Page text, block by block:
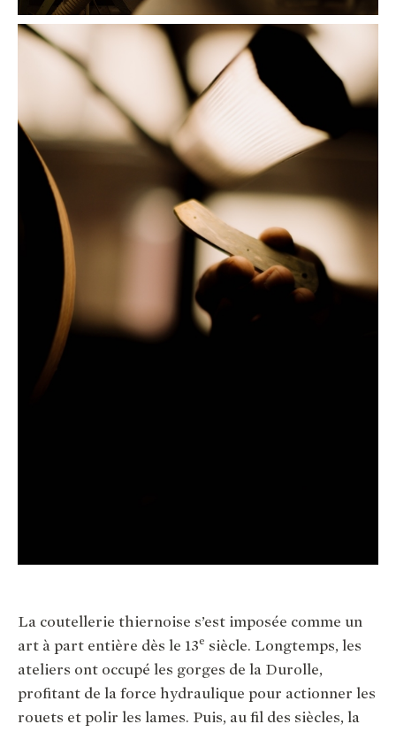
La coutellerie thiernoise s’est imposée comme un
art à part entière dès le 13e siècle. Longtemps, les
ateliers ont occupé les gorges de la Durolle,
profitant de la force hydraulique pour actionner les
rouets et polir les lames. Puis, au fil des siècles, la